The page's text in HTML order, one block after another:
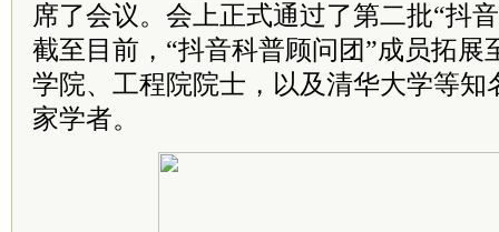
席了会议。会上正式通过了第二批“抖
截至目前，“抖音科普顾问团”成员拓展
学院、工程院院士，以及清华大学等知
家学者。